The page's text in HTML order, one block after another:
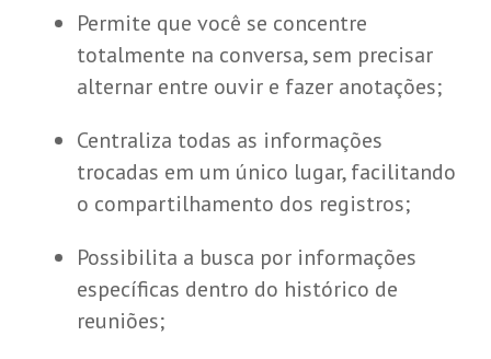
Permite que você se concentre
totalmente na conversa, sem precisar
alternar entre ouvir e fazer anotações;
Centraliza todas as informações
trocadas em um único lugar, facilitando
o compartilhamento dos registros;
Possibilita a busca por informações
específicas dentro do histórico de
reuniões;